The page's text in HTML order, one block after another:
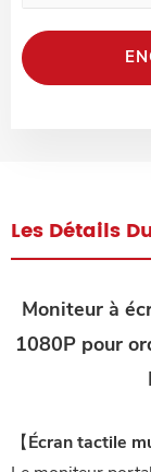
Les Détails
Moniteur à
1080P pour
【Écran tactile